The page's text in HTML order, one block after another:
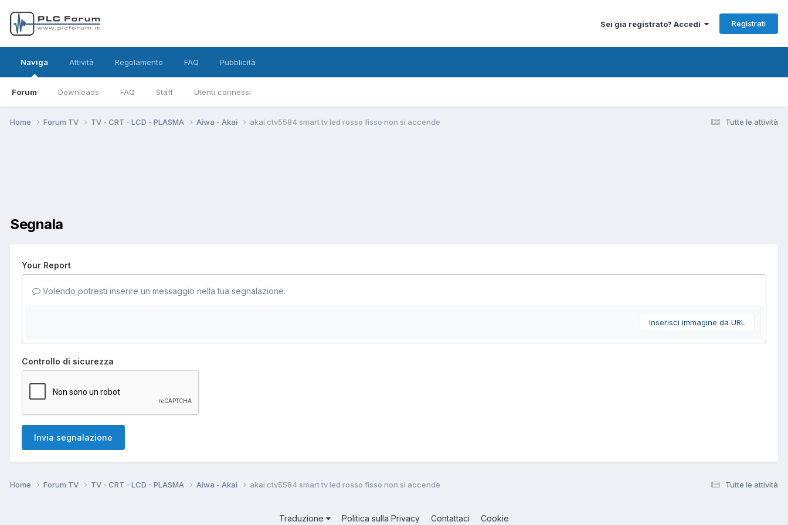
Sei già registrato? Accedi Registrati
Naviga
Forum Downloads FAQ Staff Utenti connessi
Attività Regolamento FAQ Pubblicità
Tutte le attività
Home Forum TV TV - CRT - LCD - PLASMA Aiwa - Akai akai ctv5584 smart tv led rosso fisso non si accende
Segnala
Your Report
Volendo potresti inserire un messaggio nella tua segnalazione.
Inserisci immagine da URL
Controllo di sicurezza
Invia segnalazione
Tutte le attività
Home Forum TV TV - CRT - LCD - PLASMA Aiwa - Akai akai ctv5584 smart tv led rosso fisso non si accende
Traduzione Politica sulla Privacy Contattaci Cookie